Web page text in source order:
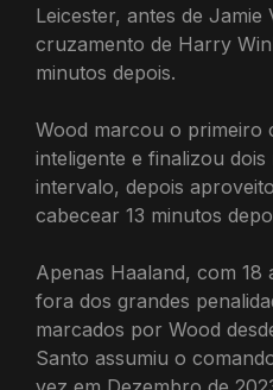
Leicester, antes de Jamie
cruzamento de Harry
minutos depois.
Wood marcou o primeiro
inteligente e finalizou
intervalo, depois
cabecear 13 minutos
Apenas Haaland, com 18
fora dos grandes
marcados por Wood
Santo assumiu o